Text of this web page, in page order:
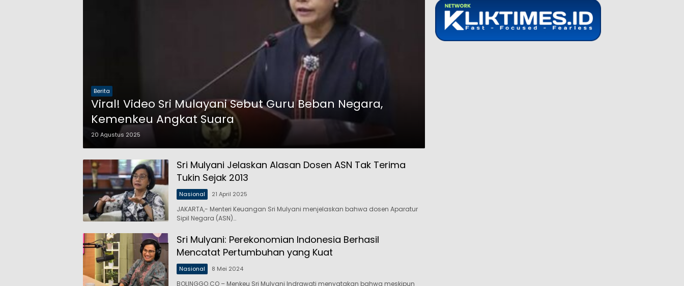
Berita
Viral! Video Sri Mulayani Sebut Guru Beban Negara,
Kemenkeu Angkat Suara
20 Agustus 2025
Sri Mulyani Jelaskan Alasan Dosen ASN Tak Terima
Tukin Sejak 2013
Nasional 21 April 2025
JAKARTA,- Menteri Keuangan Sri Mulyani menjelaskan bahwa dosen Aparatur
Sipil Negara (ASN)…
Sri Mulyani: Perekonomian Indonesia Berhasil
Mencatat Pertumbuhan yang Kuat
Nasional 8 Mei 2024
BOLINGGO.CO – Menkeu Sri Mulyani Indrawati menyatakan bahwa meskipun